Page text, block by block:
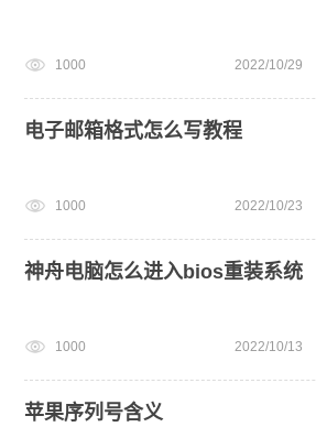
电脑开不了机怎
win11怎么退回win10 win11系统下载
1000 2022/10/29
电子邮箱格式怎么写教程
1000 2022/10/23
神舟电脑怎么进入bios重装系统
1000 2022/10/13
苹果序列号含义